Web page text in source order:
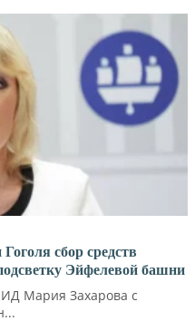
сбор средств
Эйфелевой башни
Мария Захарова с